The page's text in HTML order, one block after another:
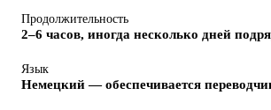
Продолжительность
2–6 часов, иногда несколько дней
Язык
Немецкий — обеспечивается